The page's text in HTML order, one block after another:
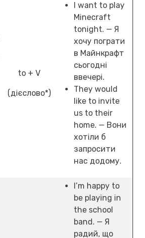
to + V
(дієслово*)
I want to play
Minecraft
tonight. — Я
хочу пограти
в Майнкрафт
сьогодні
ввечері.
They would
like to invite
us to their
home. — Вони
хотіли б
запросити
нас додому.
I’m happy to
be playing in
the school
band. — Я
радий, що